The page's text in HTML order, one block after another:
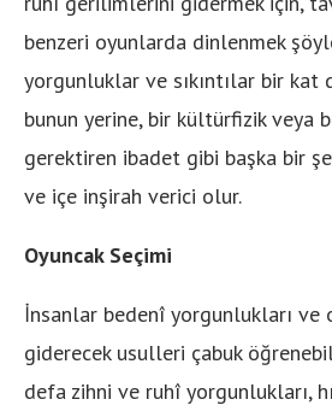
benzeri oyunlarda dinlenmek
yorgunluklar ve sıkıntılar bir kat
bunun yerine, bir kültürfizik veya
gerektiren ibadet gibi başka bir
ve içe inşirah verici olur.
Oyuncak Seçimi
İnsanlar bedenî yorgunlukları ve
giderecek usulleri çabuk
defa zihni ve ruhî yorgunlukları,